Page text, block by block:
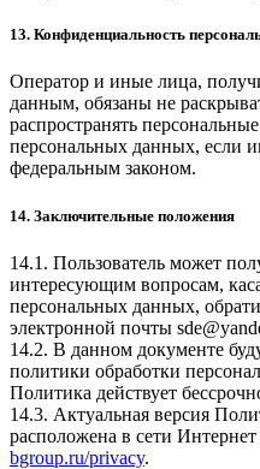
13. Конфиденциальность
Оператор и иные лица,
данным, обязаны не
распространять
персональных данных, если
федеральным законом.
14. Заключительные положения
14.1. Пользователь может
интересующим вопросам,
персональных данных,
электронной почты
14.2. В данном документе
политики обработки
Политика действует
14.3. Актуальная версия
расположена в сети Интернет
bgroup.ru/privacy.